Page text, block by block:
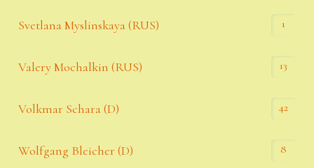
Svetlana Myslinskaya (RUS) 1
Valery Mochalkin (RUS) 13
Volkmar Schara (D) 42
Wolfgang Bleicher (D) 8